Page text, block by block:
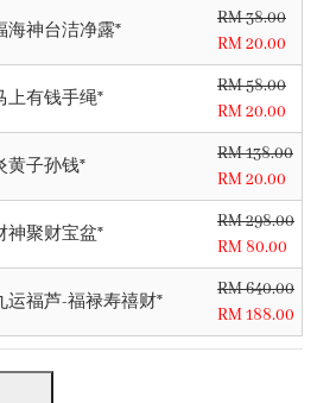
海神台洁净露*
RM 38.00
RM 20.00
上有钱手绳*
RM 58.00
RM 20.00
黄子孙钱*
RM 138.00
RM 20.00
神聚财宝盆*
RM 298.00
RM 80.00
运福芦-福禄寿禧财*
RM 640.00
RM 188.00